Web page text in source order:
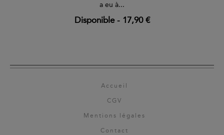
a eu à...
Disponible- 17,90 €
Accueil
CGV
Mentions légales
Contact